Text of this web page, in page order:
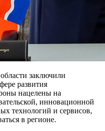
заключили
развития
нацелены на
инновационной
технологий и сервисов,
в регионе.